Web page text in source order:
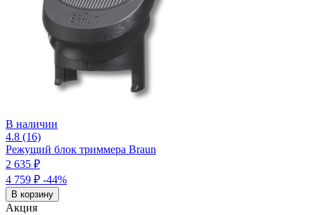
В наличии
4.8 (16)
Режущий блок триммера Braun
2 635 ₽
4 759 ₽ -44%
В корзину
Акция